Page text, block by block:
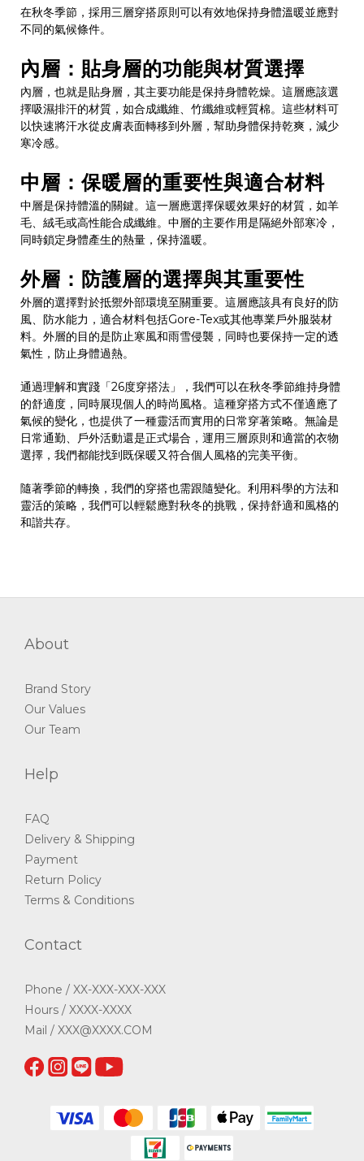
在秋冬季節，採用三層穿搭原則可以有效地保持身體溫暖並應對
不同的氣候條件。
內層：貼身層的功能與材質選擇
內層，也就是貼身層，其主要功能是保持身體乾燥。這層應該選
擇吸濕排汗的材質，如合成纖維、竹纖維或輕質棉。這些材料可
以快速將汗水從皮膚表面轉移到外層，幫助身體保持乾爽，減少
寒冷感。
中層：保暖層的重要性與適合材料
中層是保持體溫的關鍵。這一層應選擇保暖效果好的材質，如羊
毛、絨毛或高性能合成纖維。中層的主要作用是隔絕外部寒冷，
同時鎖定身體產生的熱量，保持溫暖。
外層：防護層的選擇與其重要性
外層的選擇對於抵禦外部環境至關重要。這層應該具有良好的防
風、防水能力，適合材料包括Gore-Tex或其他專業戶外服裝材
料。外層的目的是防止寒風和雨雪侵襲，同時也要保持一定的透
氣性，防止身體過熱。
通過理解和實踐「26度穿搭法」，我們可以在秋冬季節維持身體
的舒適度，同時展現個人的時尚風格。這種穿搭方式不僅適應了
氣候的變化，也提供了一種靈活而實用的日常穿著策略。無論是
日常通勤、戶外活動還是正式場合，運用三層原則和適當的衣物
選擇，我們都能找到既保暖又符合個人風格的完美平衡。
隨著季節的轉換，我們的穿搭也需跟隨變化。利用科學的方法和
靈活的策略，我們可以輕鬆應對秋冬的挑戰，保持舒適和風格的
和諧共存。
About
Brand Story
Our Values
Our Team
Help
FAQ
Delivery & Shipping
Payment
Return Policy
Terms & Conditions
Contact
Phone / XX-XXX-XXX-XXX
Hours / XXXX-XXXX
Mail / XXX@XXXX.COM